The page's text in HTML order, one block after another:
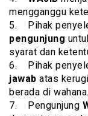
mengganggu
5. Pihak
pengunjung
syarat dan
6. Pihak
jawab atas
berada di wahana.
7. Pengunjung